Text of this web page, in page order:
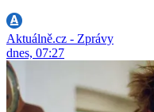
Aktuálně.cz - Zprávy
dnes, 07:27